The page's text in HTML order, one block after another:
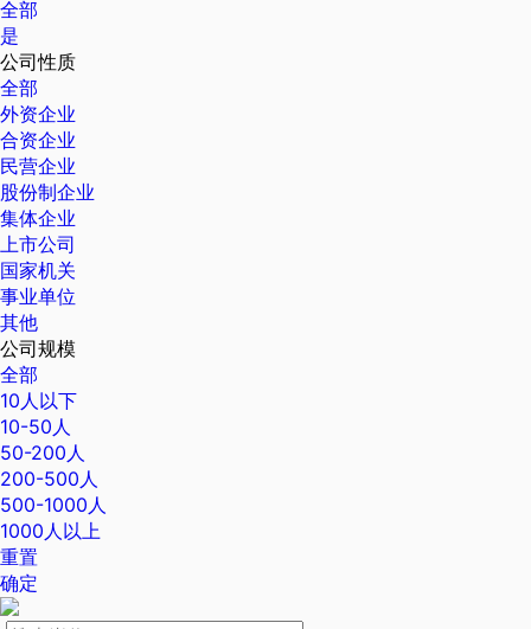
全部
是
公司性质
全部
外资企业
合资企业
民营企业
股份制企业
集体企业
上市公司
国家机关
事业单位
其他
公司规模
全部
10人以下
10-50人
50-200人
200-500人
500-1000人
1000人以上
重置
确定